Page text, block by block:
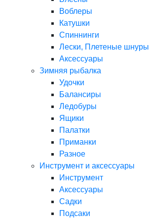
Воблеры
Катушки
Спиннинги
Лески, Плетеные шнуры
Аксессуары
Зимняя рыбалка
Удочки
Балансиры
Ледобуры
Ящики
Палатки
Приманки
Разное
Инструмент и аксессуары
Инструмент
Аксессуары
Садки
Подсаки